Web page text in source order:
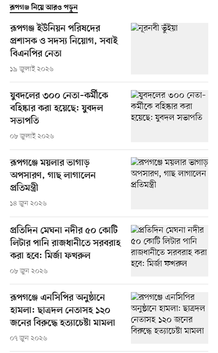
রূপগঞ্জ নিয়ে আরও পড়ুন
রূপগঞ্জ ইউনিয়ন পরিষদের
প্রশাসক ও সদস্য নিয়োগ, সবাই
বিএনপির নেতা
১৯ জুলাই ২০২৬
যুবদলের ৩০০ নেতা–কর্মীকে
বহিষ্কার করা হয়েছে: যুবদল
সভাপতি
০৮ জুলাই ২০২৬
রূপগঞ্জে ময়লার ভাগাড়
অপসারণ, গাছ লাগালেন
প্রতিমন্ত্রী
১৪ জুন ২০২৬
প্রতিদিন মেঘনা নদীর ৫০ কোটি
লিটার পানি রাজধানীতে সরবরাহ
করা হবে: মির্জা ফখরুল
০৮ জুন ২০২৬
রূপগঞ্জে এনসিপির অনুষ্ঠানে
হামলা: ছাত্রদল নেতাসহ ১২০
জনের বিরুদ্ধে হত্যাচেষ্টা মামলা
০৭ জুন ২০২৬